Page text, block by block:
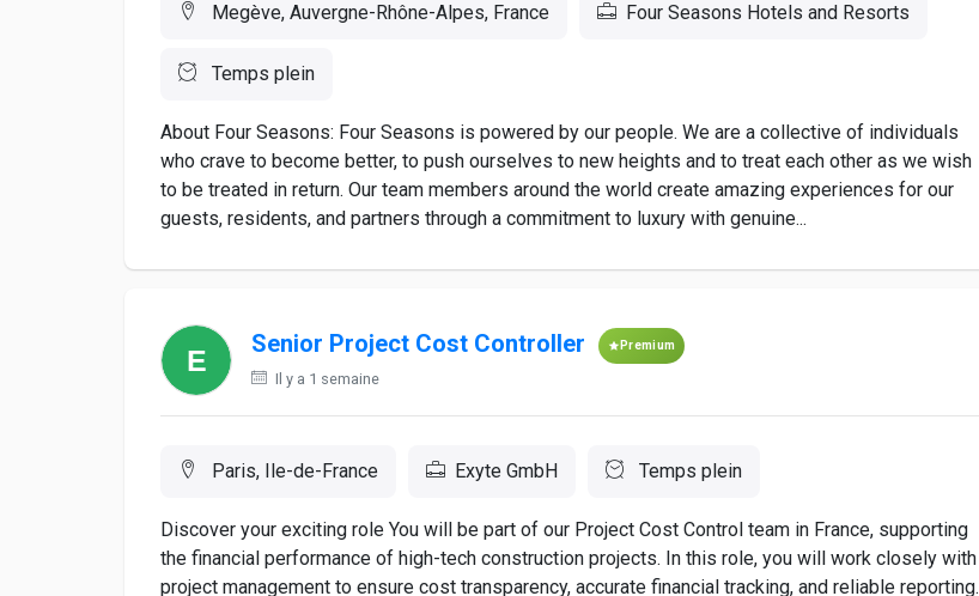
Megève, Auvergne-Rhône-Alpes, France Four Seasons Hotels and Resorts
Temps plein
About Four Seasons: Four Seasons is powered by our people. We are a collective of individuals
who crave to become better, to push ourselves to new heights and to treat each other as we wish
to be treated in return. Our team members around the world create amazing experiences for our
guests, residents, and partners through a commitment to luxury with genuine...
Senior Project Cost Controller Premium
Il y a 1 semaine
Paris, Ile-de-France Exyte GmbH Temps plein
Discover your exciting role You will be part of our Project Cost Control team in France, supporting
the financial performance of high-tech construction projects. In this role, you will work closely with
project management to ensure cost transparency, accurate financial tracking, and reliable reporting.